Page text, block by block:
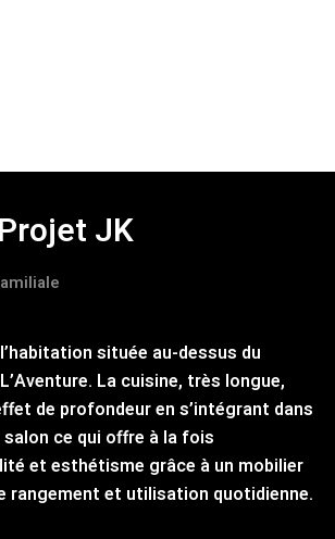
JK
située au-dessus du
La cuisine, très longue,
de profondeur en s’intégrant dans
salon ce qui offre à la fois
et esthétisme grâce à un mobilier
rangement et utilisation quotidienne.